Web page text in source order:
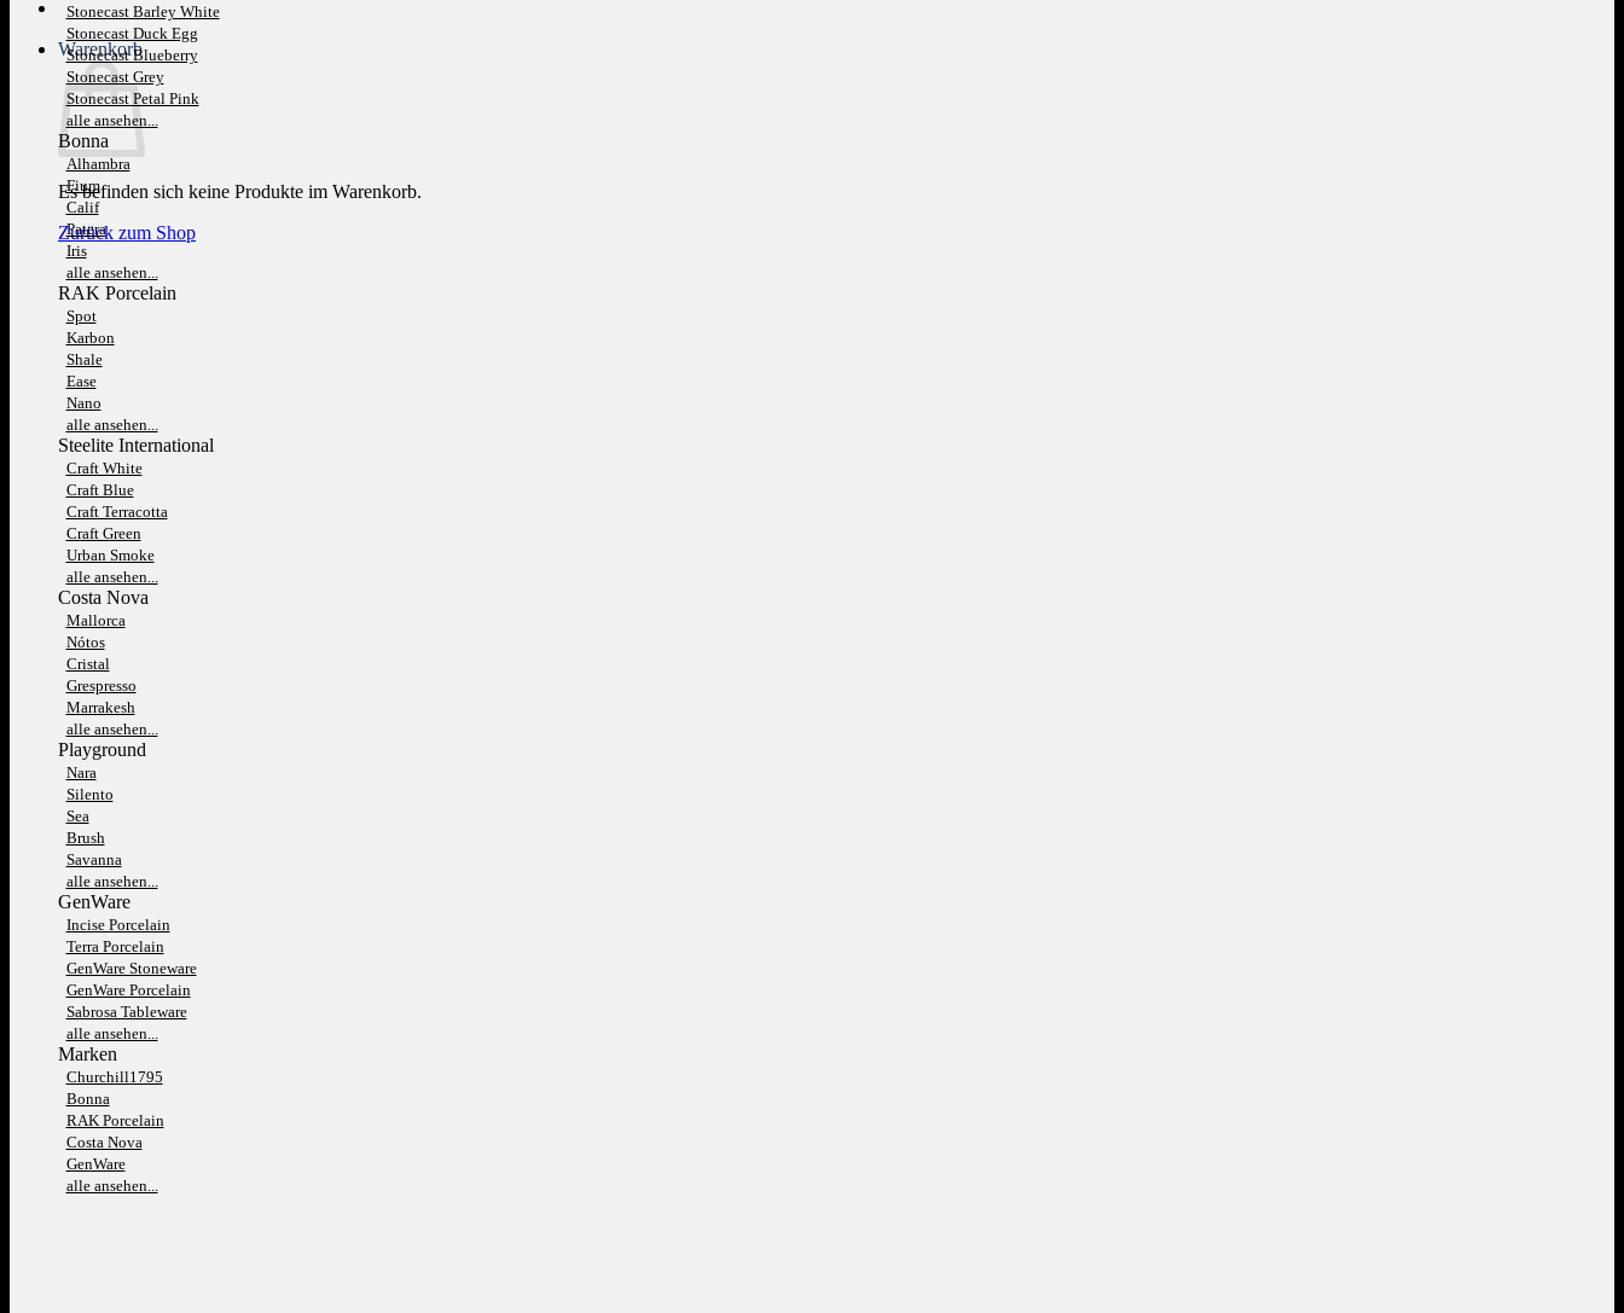
Warenkorb
Es befinden sich keine Produkte im Warenkorb.
Zurück zum Shop
Stonecast Barley White
Stonecast Duck Egg
Stonecast Blueberry
Stonecast Grey
Stonecast Petal Pink
alle ansehen...
Bonna
Alhambra
Fium
Calif
Patera
Iris
alle ansehen...
RAK Porcelain
Spot
Karbon
Shale
Ease
Nano
alle ansehen...
Steelite International
Craft White
Craft Blue
Craft Terracotta
Craft Green
Urban Smoke
alle ansehen...
Costa Nova
Mallorca
Nótos
Cristal
Grespresso
Marrakesh
alle ansehen...
Playground
Nara
Silento
Sea
Brush
Savanna
alle ansehen...
GenWare
Incise Porcelain
Terra Porcelain
GenWare Stoneware
GenWare Porcelain
Sabrosa Tableware
alle ansehen...
Marken
Churchill1795
Bonna
RAK Porcelain
Costa Nova
GenWare
alle ansehen...